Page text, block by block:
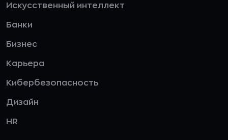
Искусственный интеллект
Банки
Бизнес
Карьера
Кибербезопасность
Дизайн
HR